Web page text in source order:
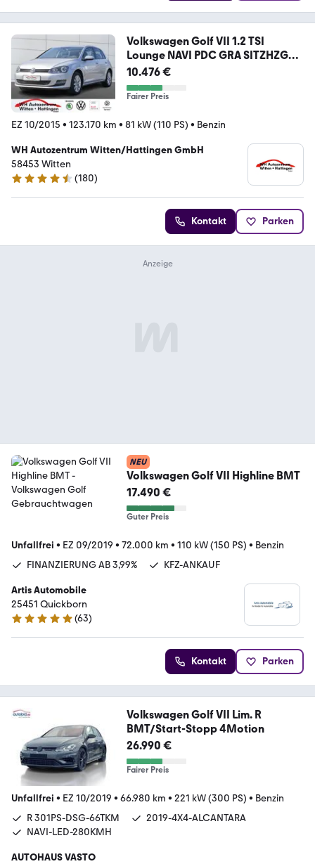
Volkswagen Golf VII 1.2 TSI
Lounge NAVI PDC GRA SITZHZG
PRI
10.476 €
Fairer Preis
EZ 10/2015 • 123.170 km • 81 kW (110 PS) • Benzin
WH Autozentrum Witten/Hattingen GmbH
58453 Witten
4.3 Sterne
(180)
Kontakt Parken
NEU
Volkswagen Golf VII Highline BMT
17.490 €
Guter Preis
Unfallfrei • EZ 09/2019 • 72.000 km • 110 kW (150 PS) • Benzin
FINANZIERUNG AB 3,99%
KFZ-ANKAUF
Artis Automobile
25451 Quickborn
5 Sterne
(63)
Kontakt Parken
Volkswagen Golf VII Lim. R
BMT/Start-Stopp 4Motion
26.990 €
Fairer Preis
Unfallfrei • EZ 10/2019 • 66.980 km • 221 kW (300 PS) • Benzin
R 301PS-DSG-66TKM
2019-4X4-ALCANTARA
NAVI-LED-280KMH
AUTOHAUS VASTO